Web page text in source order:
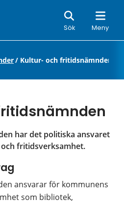
Sök Meny
Sök
/ Kultur- och fritidsnämnden
har det politiska ansvaret
fritidsverksamhet.
ansvarar för kommunens
som bibliotek,